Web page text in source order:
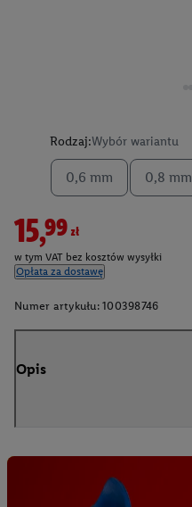
Rodzaj:Wybór wariantu
0,6 mm 0,8 mm
15,99zł
w tym VAT bez kosztów wysyłki
Opłata za dostawę
Numer artykułu: 100398746
Opis